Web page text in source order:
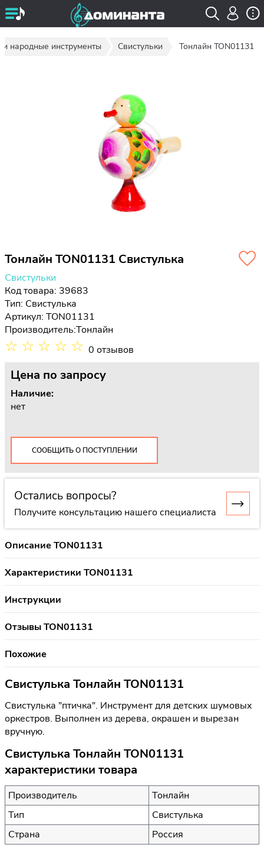
и народные инструменты Свистульки Тонлайн TON01131
Тонлайн TON01131 Свистулька
Свистульки
Код товара: 39683
Тип: Свистулька
Артикул: TON01131
Производитель:Тонлайн
☆ ☆ ☆ ☆ ☆ 0 отзывов
Цена по запросу
Наличие:
нет
СООБЩИТЬ О ПОСТУПЛЕНИИ
Остались вопросы?
Получите консультацию нашего специалиста
Описание TON01131
Характеристики TON01131
Инструкции
Отзывы TON01131
Похожие
Свистулька Тонлайн TON01131
Свистулька "птичка". Инструмент для детских шумовых
оркестров. Выполнен из дерева, окрашен и вырезан
вручную.
Свистулька Тонлайн TON01131
характеристики товара
Производитель
Тонлайн
Тип
Свистулька
Страна
Россия